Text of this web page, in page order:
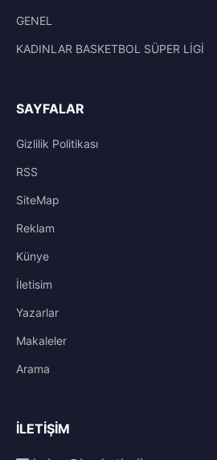
GENEL
KADINLAR BASKETBOL SÜPER LİGİ
SAYFALAR
Gizlilik Politikası
RSS
SiteMap
Reklam
Künye
İletisim
Yazarlar
Makaleler
Arama
İLETIŞIM